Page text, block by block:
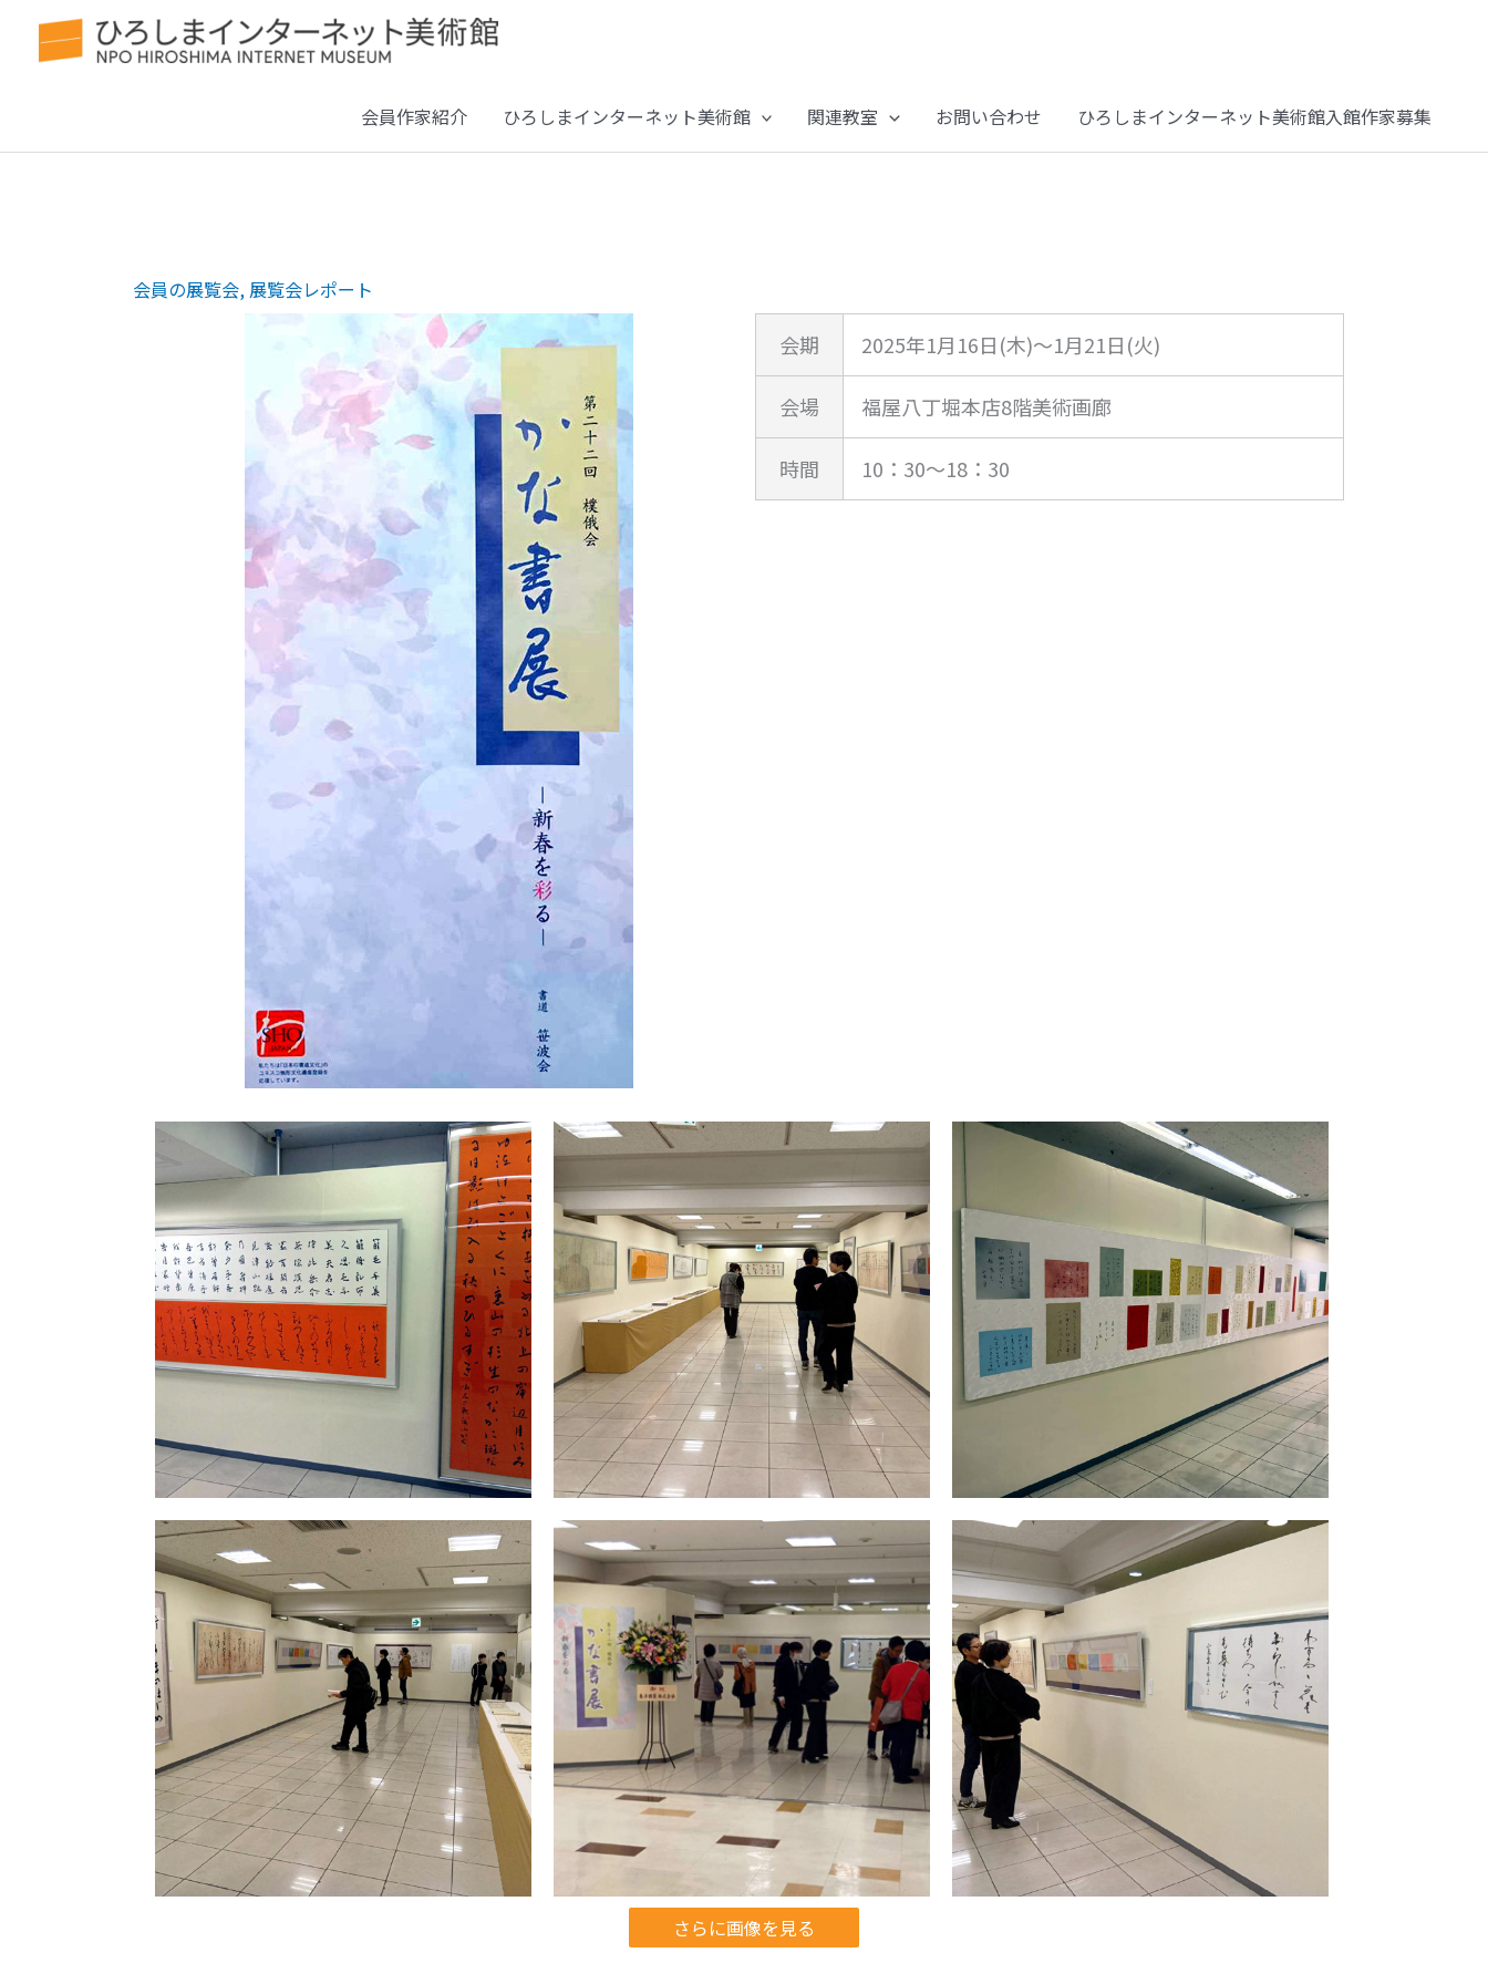
会員作家紹介 ひろしまインターネット美術館 関連教室 お問い合わせ ひろしまインターネット美術館入館作家募集
会員の展覧会, 展覧会レポート
会期 2025年1月16日(木)～1月21日(火)
会場 福屋八丁堀本店8階美術画廊
時間 10：30～18：30
さらに画像を見る